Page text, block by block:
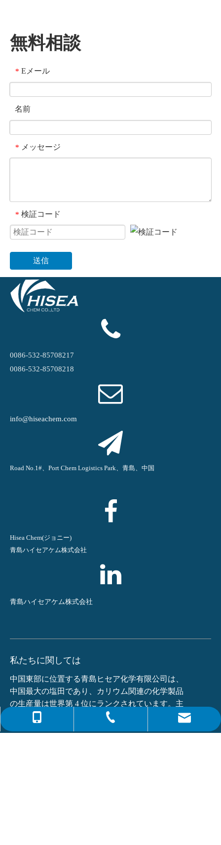
0086-532-85708217
0086-4008266163-82717
info@hiseachem.com
無料相談
* Eメール
名前
* メッセージ
* 検証コード
送信
0086-532-85708217
0086-532-85708218
info@hiseachem.com
Road No.1#、Port Chem Logistics Park、青島、中国
Hisea Chem(ジョニー)
青島ハイセアケム株式会社
青島ハイセアケム株式会社
私たちに関しては
中国東部に位置する青島ヒセア化学有限公司は、
中国最大の塩田であり、カリウム関連の化学製品
の生産量は世界第 4 位にランクされています。主
な製品は...